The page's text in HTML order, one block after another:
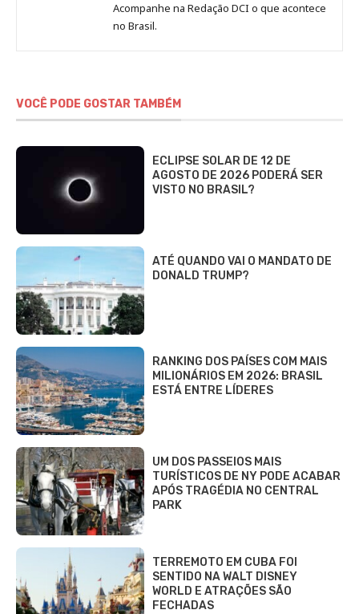
Jornal
DCI
Acompanhe na Redação DCI o que acontece
no Brasil.
VOCÊ PODE GOSTAR TAMBÉM
ECLIPSE SOLAR DE 12 DE
AGOSTO DE 2026 PODERÁ SER
VISTO NO BRASIL?
ATÉ QUANDO VAI O MANDATO DE
DONALD TRUMP?
RANKING DOS PAÍSES COM MAIS
MILIONÁRIOS EM 2026: BRASIL
ESTÁ ENTRE LÍDERES
UM DOS PASSEIOS MAIS
TURÍSTICOS DE NY PODE ACABAR
APÓS TRAGÉDIA NO CENTRAL
PARK
TERREMOTO EM CUBA FOI
SENTIDO NA WALT DISNEY
WORLD E ATRAÇÕES SÃO
FECHADAS